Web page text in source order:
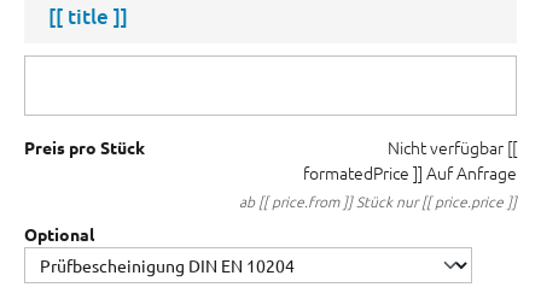
[[ title ]]
Preis pro Stück Nicht verfügbar [[
formatedPrice ]] Auf Anfrage
ab [[ price.from ]] Stück nur [[ price.price ]]
Optional